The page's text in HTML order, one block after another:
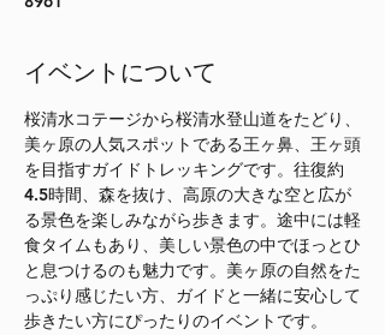
イベントについて
桜清水コテージから桜清水登山道をたどり、
美ヶ原の人気スポットである王ヶ鼻、王ヶ頭
を目指すガイドトレッキングです。往復約
4.5時間、森を抜け、高原の大きな空と広が
る景色を楽しみながら歩きます。途中には軽
食タイムもあり、美しい景色の中でほっとひ
と息つけるのも魅力です。美ヶ原の自然をた
っぷり感じたい方、ガイドと一緒に安心して
歩きたい方にぴったりのイベントです。